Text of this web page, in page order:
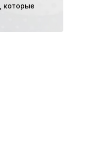
, которые